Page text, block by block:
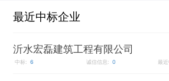
最近中标企业
沂水宏磊建筑工程有限公司
中标: 6 诚信信息: 0 最